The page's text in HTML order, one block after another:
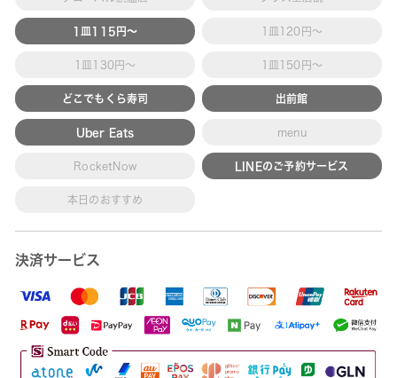
1皿115円～ 1皿120円～
1皿130円～ 1皿150円～
どこでもくら寿司 出前館
Uber Eats menu
RocketNow LINEのご予約サービス
本日のおすすめ
決済サービス